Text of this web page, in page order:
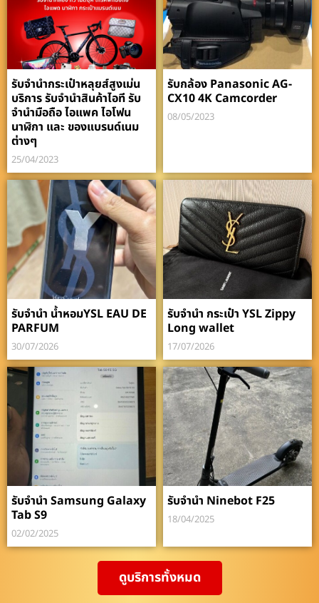
รับจำนำกระเป๋าหลุยส์สูงเม่น
บริการ รับจำนำสินค้าไอที รับ
จำนำมือถือ ไอแพค ไอโฟน
นาฬิกา และ ของแบรนด์เนม
ต่างๆ
25/04/2023
รับกล้อง Panasonic AG-
CX10 4K Camcorder
08/05/2023
รับจำนำ น้ำหอมYSL EAU DE
PARFUM
30/07/2026
รับจำนำ กระเป๋า YSL Zippy
Long wallet
17/07/2026
รับจำนำ Samsung Galaxy
Tab S9
02/02/2025
รับจำนำ Ninebot F25
18/04/2025
ดูบริการทั้งหมด